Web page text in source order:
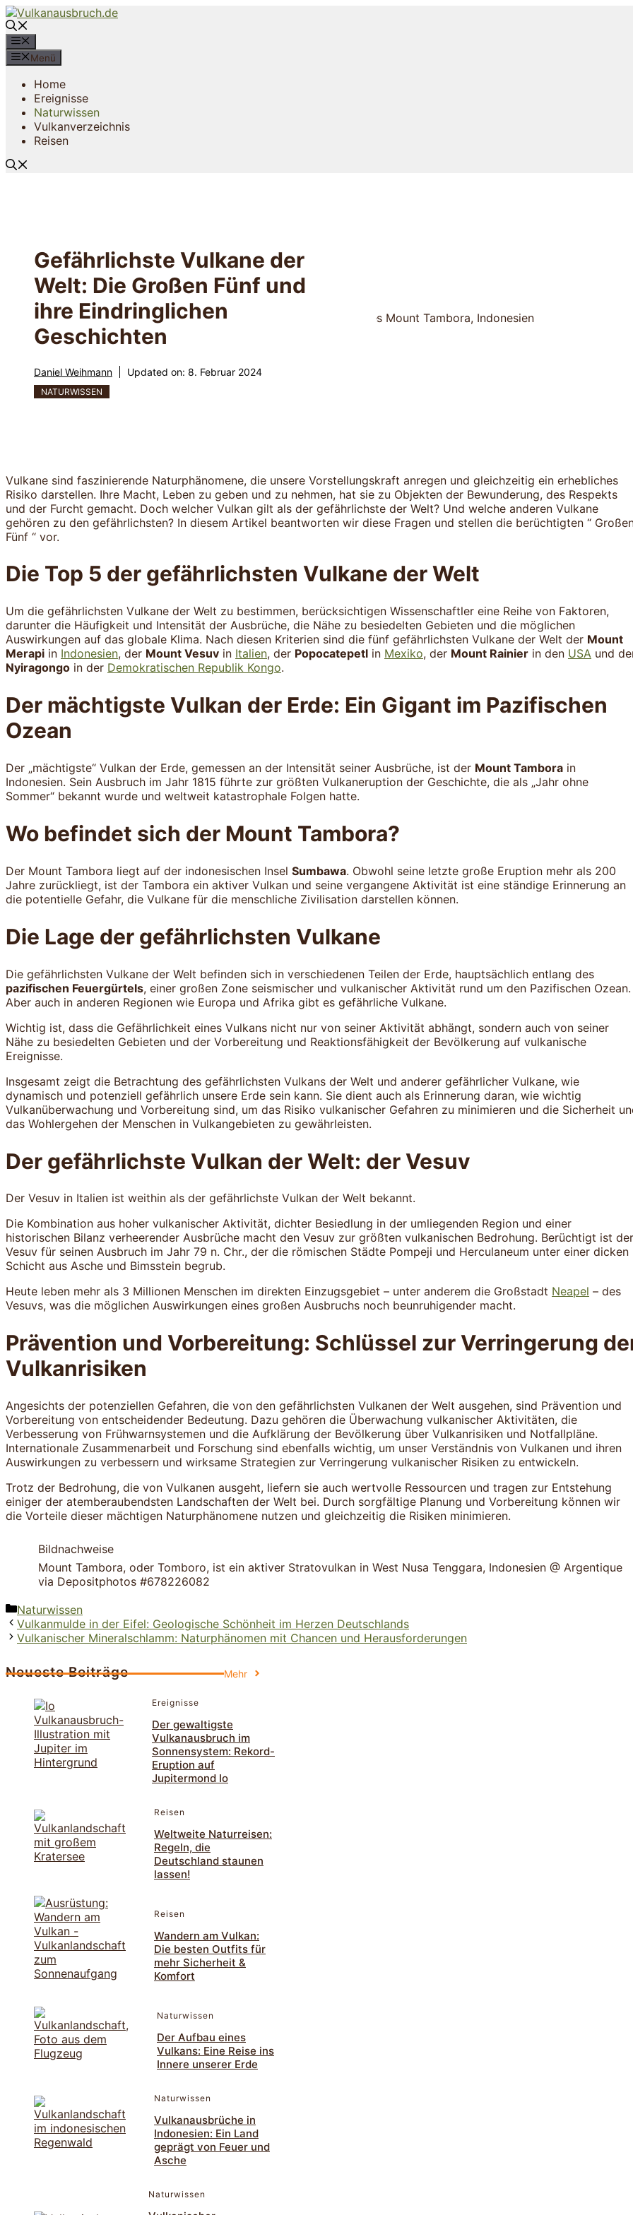
Zum
Inhalt
springen
Menü
Home
Ereignisse
Naturwissen
Vulkanverzeichnis
Reisen
Gefährlichste Vulkane der
Welt: Die Großen Fünf und
ihre Eindringlichen
Geschichten
Daniel Weihmann Updated on: 8. Februar 2024
NATURWISSEN
Vulkane sind faszinierende Naturphänomene, die unsere Vorstellungskraft anregen und gleichzeitig ein erhebliches
Risiko darstellen. Ihre Macht, Leben zu geben und zu nehmen, hat sie zu Objekten der Bewunderung, des Respekts
und der Furcht gemacht. Doch welcher Vulkan gilt als der gefährlichste der Welt? Und welche anderen Vulkane
gehören zu den gefährlichsten? In diesem Artikel beantworten wir diese Fragen und stellen die berüchtigten “
Fünf “ vor.
Die Top 5 der gefährlichsten Vulkane der Welt
Um die gefährlichsten Vulkane der Welt zu bestimmen, berücksichtigen Wissenschaftler eine Reihe von Faktoren,
darunter die Häufigkeit und Intensität der Ausbrüche, die Nähe zu besiedelten Gebieten und die möglichen
Auswirkungen auf das globale Klima. Nach diesen Kriterien sind die fünf gefährlichsten Vulkane der Welt der Mount
Merapi in Indonesien, der Mount Vesuv in Italien, der Popocatepetl in Mexiko, der Mount Rainier in den USA und
Nyiragongo in der Demokratischen Republik Kongo.
Der mächtigste Vulkan der Erde: Ein Gigant im Pazifischen
Ozean
Der „mächtigste“ Vulkan der Erde, gemessen an der Intensität seiner Ausbrüche, ist der Mount Tambora in
Indonesien. Sein Ausbruch im Jahr 1815 führte zur größten Vulkaneruption der Geschichte, die als „Jahr ohne
Sommer“ bekannt wurde und weltweit katastrophale Folgen hatte.
Wo befindet sich der Mount Tambora?
Der Mount Tambora liegt auf der indonesischen Insel Sumbawa. Obwohl seine letzte große Eruption mehr als 200
Jahre zurückliegt, ist der Tambora ein aktiver Vulkan und seine vergangene Aktivität ist eine ständige Erinnerung an
die potentielle Gefahr, die Vulkane für die menschliche Zivilisation darstellen können.
Die Lage der gefährlichsten Vulkane
Die gefährlichsten Vulkane der Welt befinden sich in verschiedenen Teilen der Erde, hauptsächlich entlang des
pazifischen Feuergürtels, einer großen Zone seismischer und vulkanischer Aktivität rund um den Pazifischen Ozean.
Aber auch in anderen Regionen wie Europa und Afrika gibt es gefährliche Vulkane.
Wichtig ist, dass die Gefährlichkeit eines Vulkans nicht nur von seiner Aktivität abhängt, sondern auch von seiner
Nähe zu besiedelten Gebieten und der Vorbereitung und Reaktionsfähigkeit der Bevölkerung auf vulkanische
Ereignisse.
Insgesamt zeigt die Betrachtung des gefährlichsten Vulkans der Welt und anderer gefährlicher Vulkane, wie
dynamisch und potenziell gefährlich unsere Erde sein kann. Sie dient auch als Erinnerung daran, wie wichtig
Vulkanüberwachung und Vorbereitung sind, um das Risiko vulkanischer Gefahren zu minimieren und die Sicherheit
das Wohlergehen der Menschen in Vulkangebieten zu gewährleisten.
Der gefährlichste Vulkan der Welt: der Vesuv
Der Vesuv in Italien ist weithin als der gefährlichste Vulkan der Welt bekannt.
Die Kombination aus hoher vulkanischer Aktivität, dichter Besiedlung in der umliegenden Region und einer
historischen Bilanz verheerender Ausbrüche macht den Vesuv zur größten vulkanischen Bedrohung. Berüchtigt ist der
Vesuv für seinen Ausbruch im Jahr 79 n. Chr., der die römischen Städte Pompeji und Herculaneum unter einer dicken
Schicht aus Asche und Bimsstein begrub.
Heute leben mehr als 3 Millionen Menschen im direkten Einzugsgebiet – unter anderem die Großstadt Neapel – des
Vesuvs, was die möglichen Auswirkungen eines großen Ausbruchs noch beunruhigender macht.
Prävention und Vorbereitung: Schlüssel zur Verringerung
Vulkanrisiken
Angesichts der potenziellen Gefahren, die von den gefährlichsten Vulkanen der Welt ausgehen, sind Prävention und
Vorbereitung von entscheidender Bedeutung. Dazu gehören die Überwachung vulkanischer Aktivitäten, die
Verbesserung von Frühwarnsystemen und die Aufklärung der Bevölkerung über Vulkanrisiken und Notfallpläne.
Internationale Zusammenarbeit und Forschung sind ebenfalls wichtig, um unser Verständnis von Vulkanen und ihren
Auswirkungen zu verbessern und wirksame Strategien zur Verringerung vulkanischer Risiken zu entwickeln.
Trotz der Bedrohung, die von Vulkanen ausgeht, liefern sie auch wertvolle Ressourcen und tragen zur Entstehung
einiger der atemberaubendsten Landschaften der Welt bei. Durch sorgfältige Planung und Vorbereitung können wir
die Vorteile dieser mächtigen Naturphänomene nutzen und gleichzeitig die Risiken minimieren.
Bildnachweise
Mount Tambora, oder Tomboro, ist ein aktiver Stratovulkan in West Nusa Tenggara, Indonesien @ Argentique
via Depositphotos #678226082
Kategorien
Naturwissen
Vulkanmulde in der Eifel: Geologische Schönheit im Herzen Deutschlands
Vulkanischer Mineralschlamm: Naturphänomen mit Chancen und Herausforderungen
Neueste Beiträge Mehr
Ereignisse
Der gewaltigste
Vulkanausbruch im
Sonnensystem: Rekord-
Eruption auf
Jupitermond Io
Reisen
Weltweite Naturreisen:
Regeln, die
Deutschland staunen
lassen!
Reisen
Wandern am Vulkan:
Die besten Outfits für
mehr Sicherheit &
Komfort
Naturwissen
Der Aufbau eines
Vulkans: Eine Reise ins
Innere unserer Erde
Naturwissen
Vulkanausbrüche in
Indonesien: Ein Land
geprägt von Feuer und
Asche
Naturwissen